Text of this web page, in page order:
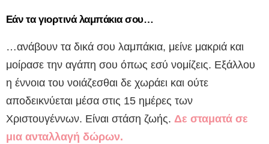
Εάν τα γιορτινά λαμπάκια σου…
…ανάβουν τα δικά σου λαμπάκια, μείνε μακριά και
μοίρασε την αγάπη σου όπως εσύ νομίζεις. Εξάλλου
η έννοια του νοιάζεσθαι δε χωράει και ούτε
αποδεικνύεται μέσα στις 15 ημέρες των
Χριστουγέννων. Είναι στάση ζωής. Δε σταματά σε
μια ανταλλαγή δώρων.